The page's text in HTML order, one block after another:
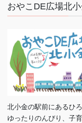
おやこDE広場北
北小金の駅前にあるひろ
ゆったりのんびり、子